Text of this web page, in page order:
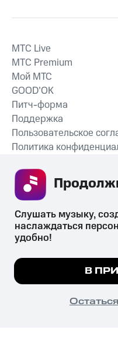
MTС Live
MTС Premium
Мой МТС
GOOD’OK
Питч-форма
Поддержка
Пользовательское
Политика
психотропных веществ, их
их незаконный оборот
законодательством
© 2026 ООО «КИОН».
Все права защищены
Мы используем куки,
Подробнее
Слушать музыку,
наслаждаться
удобно!
В